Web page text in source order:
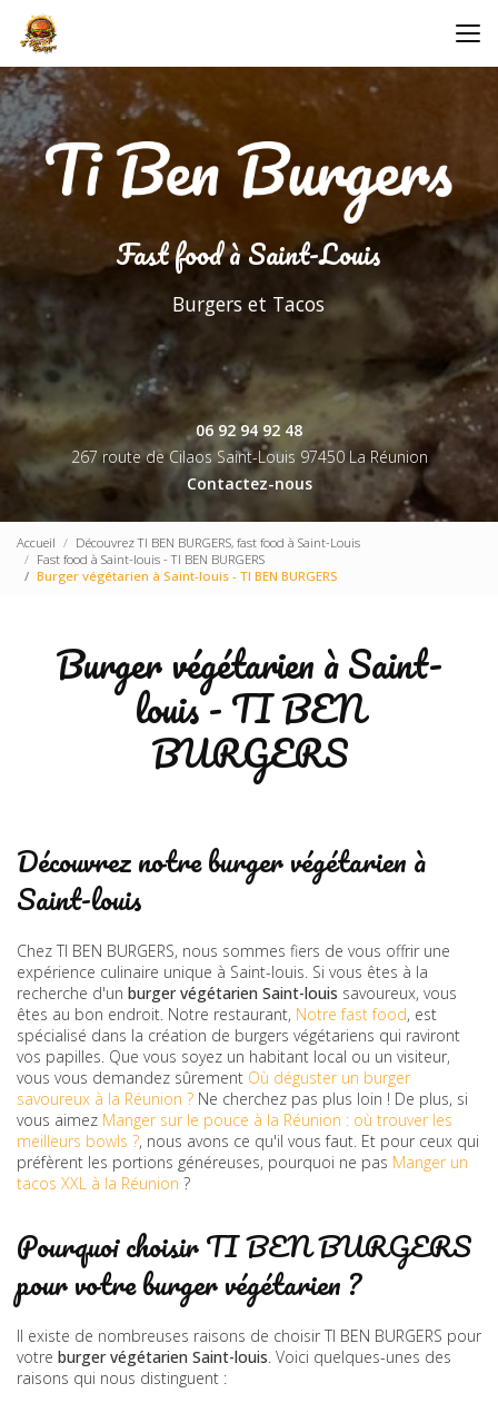
contenu
principal
Fast food à Saint-Louis
Burgers et Tacos
06 92 94 92 48
267 route de Cilaos Saint-Louis 97450 La Réunion
Contactez-nous
Accueil
Découvrez TI BEN BURGERS, fast food à Saint-Louis
Fast food à Saint-louis - TI BEN BURGERS
Burger végétarien à Saint-louis - TI BEN BURGERS
Burger végétarien à Saint-
louis - TI BEN
BURGERS
Découvrez notre burger végétarien à
Saint-louis
Chez TI BEN BURGERS, nous sommes fiers de vous offrir une
expérience culinaire unique à Saint-louis. Si vous êtes à la
recherche d'un burger végétarien Saint-louis savoureux, vous
êtes au bon endroit. Notre restaurant, Notre fast food, est
spécialisé dans la création de burgers végétariens qui raviront
vos papilles. Que vous soyez un habitant local ou un visiteur,
vous vous demandez sûrement Où déguster un burger
savoureux à la Réunion ? Ne cherchez pas plus loin ! De plus, si
vous aimez Manger sur le pouce à la Réunion : où trouver les
meilleurs bowls ?, nous avons ce qu'il vous faut. Et pour ceux qui
préfèrent les portions généreuses, pourquoi ne pas Manger un
tacos XXL à la Réunion ?
Pourquoi choisir TI BEN BURGERS
pour votre burger végétarien ?
Il existe de nombreuses raisons de choisir TI BEN BURGERS pour
votre burger végétarien Saint-louis. Voici quelques-unes des
raisons qui nous distinguent :